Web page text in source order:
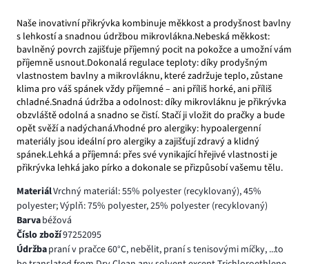
Naše inovativní přikrývka kombinuje měkkost a prodyšnost bavlny
s lehkostí a snadnou údržbou mikrovlákna.Nebeská měkkost:
bavlněný povrch zajišťuje příjemný pocit na pokožce a umožní vám
příjemně usnout.Dokonalá regulace teploty: díky prodyšným
vlastnostem bavlny a mikrovláknu, které zadržuje teplo, zůstane
klima pro váš spánek vždy příjemné – ani příliš horké, ani příliš
chladné.Snadná údržba a odolnost: díky mikrovláknu je přikrývka
obzvláště odolná a snadno se čistí. Stačí ji vložit do pračky a bude
opět svěží a nadýchaná.Vhodné pro alergiky: hypoalergenní
materiály jsou ideální pro alergiky a zajišťují zdravý a klidný
spánek.Lehká a příjemná: přes své vynikající hřejivé vlastnosti je
přikrývka lehká jako pírko a dokonale se přizpůsobí vašemu tělu.
MateriálVrchný materiál: 55% polyester (recyklovaný), 45%
polyester; Výplň: 75% polyester, 25% polyester (recyklovaný)
Barvabéžová
Číslo zboží97252095
Údržbapraní v pračce 60°C, nebělit, praní s tenisovými míčky, ...to